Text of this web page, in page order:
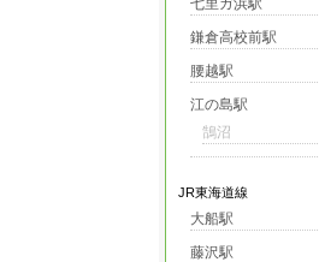
七里ガ浜駅
鎌倉高校前駅
腰越駅
江の島駅
鵠沼
JR東海道線
大船駅
藤沢駅